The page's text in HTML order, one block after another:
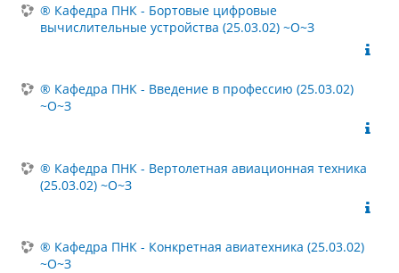
® Кафедра ПНК - Бортовые цифровые
вычислительные устройства (25.03.02) ~О~З
® Кафедра ПНК - Введение в профессию (25.03.02)
~О~З
® Кафедра ПНК - Вертолетная авиационная техника
(25.03.02) ~О~З
® Кафедра ПНК - Конкретная авиатехника (25.03.02)
~О~З